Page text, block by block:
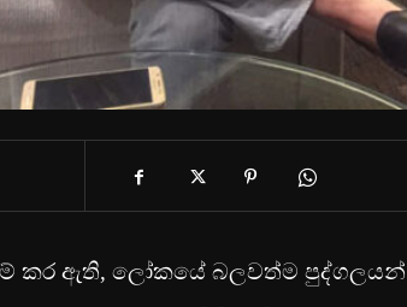
කර ඇති, ලෝක‍යේ බලවත්ම පුද්ගලයන්